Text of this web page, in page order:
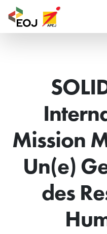
Mission
Un(e)
des